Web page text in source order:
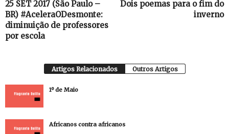
25 SET 2017 (São Paulo –
BR) #AceleraODesmonte:
diminuição de professores
por escola
Dois poemas para o fim do
inverno
Artigos Relacionados Outros Artigos
1º de Maio
Africanos contra africanos